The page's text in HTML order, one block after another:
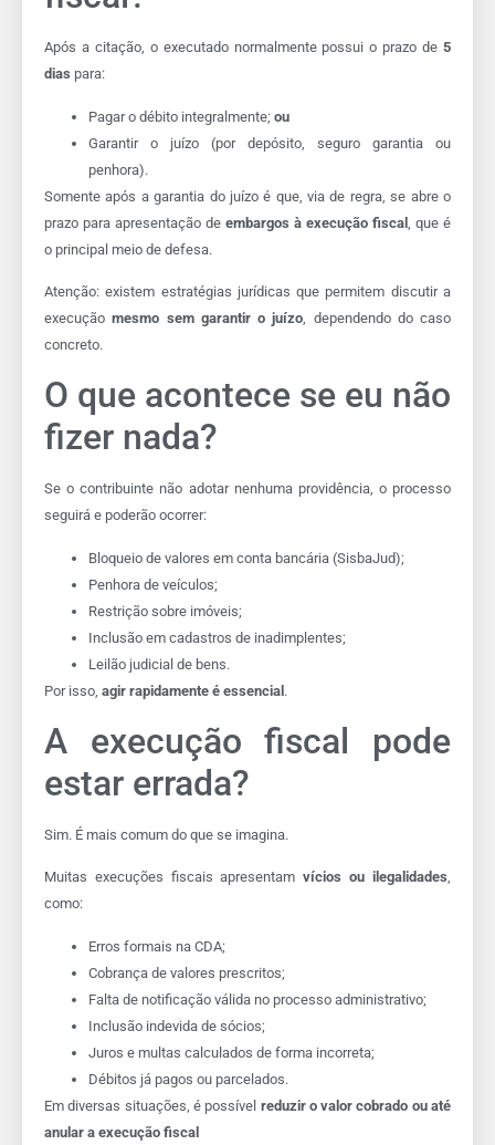
Após a citação, o executado normalmente possui o prazo de 5
dias para:
Pagar o débito integralmente; ou
Garantir o juízo (por depósito, seguro garantia ou
penhora).
Somente após a garantia do juízo é que, via de regra, se abre o
prazo para apresentação de embargos à execução fiscal , que é
o principal meio de defesa.
Atenção: existem estratégias jurídicas que permitem discutir a
execuçãomesmo sem garantir o juízo , dependendo do caso
concreto.
O que acontece se eu não
fizer nada?
Se o contribuinte não adotar nenhuma providência, o processo
seguirá e poderão ocorrer:
Bloqueio de valores em conta bancária (SisbaJud);
Penhora de veículos;
Restrição sobre imóveis;
Inclusão em cadastros de inadimplentes;
Leilão judicial de bens.
Por isso, agir rapidamente é essencial.
A execução fiscal pode
estar errada?
Sim. É mais comum do que se imagina.
Muitas execuções fiscais apresentamvícios ou ilegalidades,
como:
Erros formais na CDA;
Cobrança de valores prescritos;
Falta de notificação válida no processo administrativo;
Inclusão indevida de sócios;
Juros e multas calculados de forma incorreta;
Débitos já pagos ou parcelados.
Em diversas situações, é possível reduzir o valor cobrado ou até
anular a execução fiscal